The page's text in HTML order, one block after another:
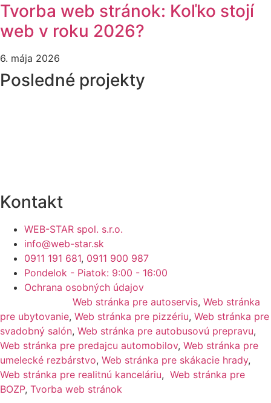
Tvorba web stránok: Koľko stojí
web v roku 2026?
6. mája 2026
Posledné projekty
Kontakt
WEB-STAR spol. s.r.o.
info@web-star.sk
0911 191 681, 0911 900 987
Pondelok - Piatok: 9:00 - 16:00
Ochrana osobných údajov
Web stránka pre autoservis, Web stránka
pre ubytovanie, Web stránka pre pizzériu, Web stránka pre
svadobný salón, Web stránka pre autobusovú prepravu,
Web stránka pre predajcu automobilov, Web stránka pre
umelecké rezbárstvo, Web stránka pre skákacie hrady,
Web stránka pre realitnú kanceláriu, Web stránka pre
BOZP, Tvorba web stránok